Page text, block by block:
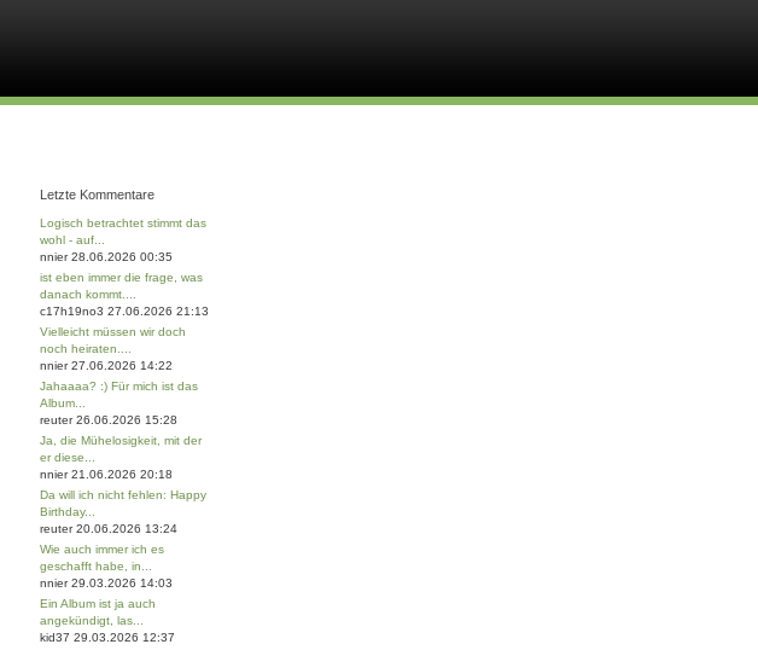
Letzte Kommentare
Logisch betrachtet stimmt das
wohl - auf...
nnier 28.06.2026 00:35
ist eben immer die frage, was
danach kommt....
c17h19no3 27.06.2026 21:13
Vielleicht müssen wir doch
noch heiraten....
nnier 27.06.2026 14:22
Jahaaaa? :) Für mich ist das
Album...
reuter 26.06.2026 15:28
Ja, die Mühelosigkeit, mit der
er diese...
nnier 21.06.2026 20:18
Da will ich nicht fehlen: Happy
Birthday...
reuter 20.06.2026 13:24
Wie auch immer ich es
geschafft habe, in...
nnier 29.03.2026 14:03
Ein Album ist ja auch
angekündigt, las...
kid37 29.03.2026 12:37